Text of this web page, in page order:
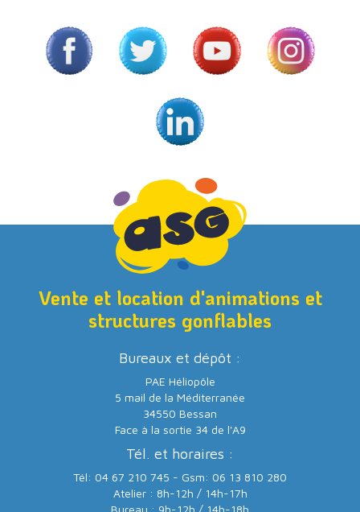
Vente et location d'animations et
structures gonflables
Bureaux et dépôt :
PAE Héliopôle
5 mail de la Méditerranée
34550 Bessan
Face à la sortie 34 de l'A9
Tél. et horaires :
Tél: 04 67 210 745 - Gsm: 06 13 810 280
Atelier : 8h-12h / 14h-17h
Bureau : 9h-12h / 14h-18h